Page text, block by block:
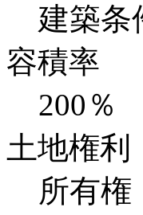
建築条
容積率
200％
土地権利
所有権